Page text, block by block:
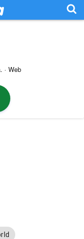
· Web